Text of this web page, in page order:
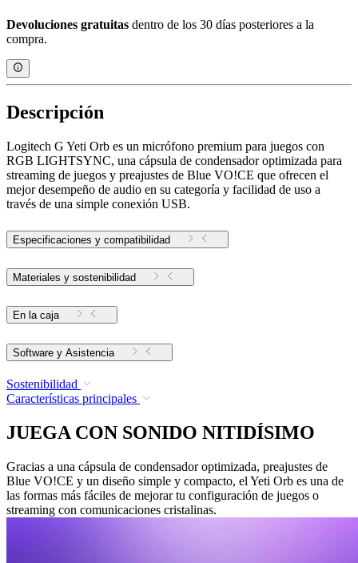
Devoluciones gratuitas dentro de los 30 días posteriores a la
compra.
Descripción
Logitech G Yeti Orb es un micrófono premium para juegos con
RGB LIGHTSYNC, una cápsula de condensador optimizada para
streaming de juegos y preajustes de Blue VO!CE que ofrecen el
mejor desempeño de audio en su categoría y facilidad de uso a
través de una simple conexión USB.
Especificaciones y compatibilidad
Materiales y sostenibilidad
En la caja
Software y Asistencia
Sostenibilidad
Características principales
JUEGA CON SONIDO NITIDÍSIMO
Gracias a una cápsula de condensador optimizada, preajustes de
Blue VO!CE y un diseño simple y compacto, el Yeti Orb es una de
las formas más fáciles de mejorar tu configuración de juegos o
streaming con comunicaciones cristalinas.